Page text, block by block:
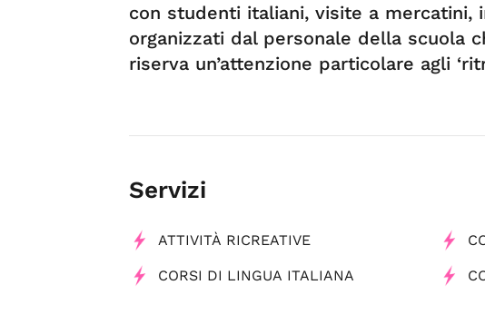
con studenti italiani, visite a mercatini,
organizzati dal personale della scuola
riserva un’attenzione particolare agli
Servizi
ATTIVITÀ RICREATIVE
CORSI DI LINGUA ITALIANA